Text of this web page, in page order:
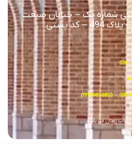
شماره یک–خیابان صنعت
–
پلاک 494 – کد پستی
–
09199818853
ناب زنجان می باشد.